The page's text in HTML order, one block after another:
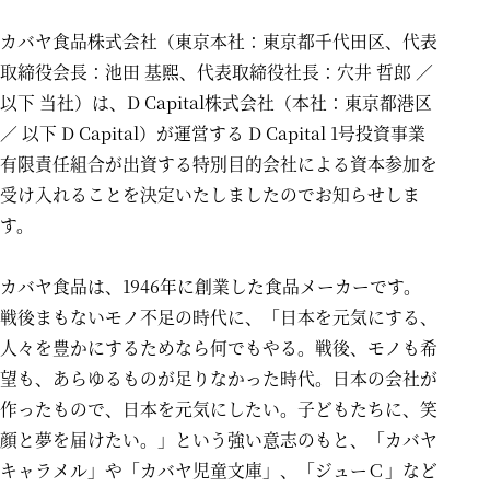
カバヤ食品株式会社（東京本社：東京都千代田区、代表
取締役会長：池田 基煕、代表取締役社長：穴井 哲郎 ／
以下 当社）は、 D Capital株式会社 （本社：東京都港区
／ 以下 D Capital）が運営する D Capital 1号投資事業
有限責任組合が出資する特別目的会社による資本参加を
受け入れることを決定いたしましたのでお知らせしま
す。
カバヤ食品は、1946年に創業した食品メーカーです。
戦後まもないモノ不足の時代に、「日本を元気にする、
人々を豊かにするためなら何でもやる。戦後、モノも希
望も、あらゆるものが足りなかった時代。日本の会社が
作ったもので、日本を元気にしたい。子どもたちに、笑
顔と夢を届けたい。」という強い意志のもと、「カバヤ
キャラメル」や「カバヤ児童文庫」、「ジューＣ」など